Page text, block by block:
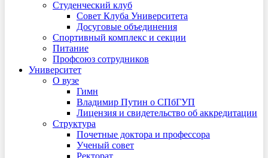
Студенческий клуб
Совет Клуба Университета
Досуговые объединения
Спортивный комплекс и секции
Питание
Профсоюз сотрудников
Университет
О вузе
Гимн
Владимир Путин о СПбГУП
Лицензия и свидетельство об аккредитации
Структура
Почетные доктора и профессора
Ученый совет
Ректорат